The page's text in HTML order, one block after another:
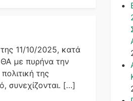
11/10/2025, κατά
με πυρήνα την
της
συνεχίζονται. […]